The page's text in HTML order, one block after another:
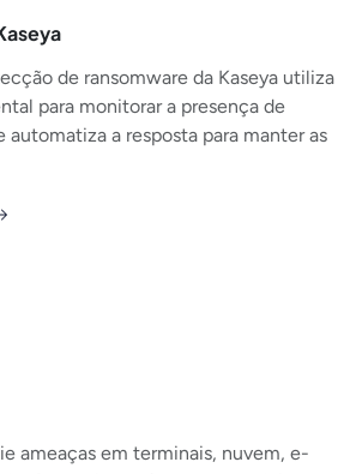
de ransomware da Kaseya utiliza
para monitorar a presença de
a resposta para manter as
ameaças em terminais, nuvem, e-